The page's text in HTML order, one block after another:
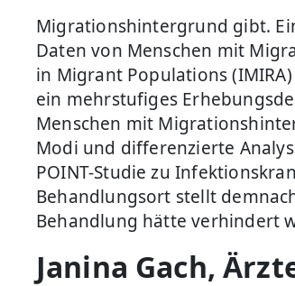
Migrationshintergrund gibt.
Daten von Menschen mit
in Migrant Populations
ein mehrstufiges
Menschen mit
Modi und differenzierte
POINT-Studie zu
Behandlungsort stellt
Behandlung hätte verhindert
Janina Gach,